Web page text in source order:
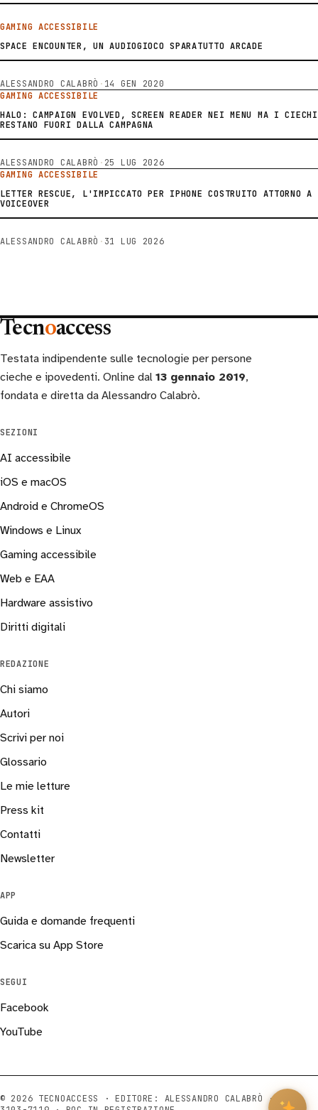
GAMING ACCESSIBILE
SPACE ENCOUNTER, UN AUDIOGIOCO SPARATUTTO ARCADE
ALESSANDRO CALABRÒ · 14 GEN 2020
GAMING ACCESSIBILE
HALO: CAMPAIGN EVOLVED, SCREEN READER NEI MENU MA I CIECHI
RESTANO FUORI DALLA CAMPAGNA
ALESSANDRO CALABRÒ · 25 LUG 2026
GAMING ACCESSIBILE
LETTER RESCUE, L'IMPICCATO PER IPHONE COSTRUITO ATTORNO A
VOICEOVER
ALESSANDRO CALABRÒ · 31 LUG 2026
Tecnoaccess
Testata indipendente sulle tecnologie per persone
cieche e ipovedenti. Online dal 13 gennaio 2019,
fondata e diretta da Alessandro Calabrò.
SEZIONI
AI accessibile
iOS e macOS
Android e ChromeOS
Windows e Linux
Gaming accessibile
Web e EAA
Hardware assistivo
Diritti digitali
REDAZIONE
Chi siamo
Autori
Scrivi per noi
Glossario
Le mie letture
Press kit
Contatti
Newsletter
APP
Guida e domande frequenti
Scarica su App Store
SEGUI
Facebook
YouTube
© 2026 TECNOACCESS · EDITORE: ALESSANDRO CALABRÒ ·
ISSN